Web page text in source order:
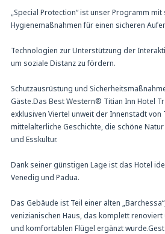
„Special Protection“ ist unser Programm
Hygienemaßnahmen für einen sicheren
Technologien zur Unterstützung der
um soziale Distanz zu fördern.
Schutzausrüstung und
Gäste.Das Best Western® Titian Inn Hotel
exklusiven Viertel unweit der Innenstadt
mittelalterliche Geschichte, die schöne
und Esskultur.
Dank seiner günstigen Lage ist das Hotel
Venedig und Padua.
Das Gebäude ist Teil einer alten
venizianischen Haus, das komplett
und komfortablen Flügel ergänzt